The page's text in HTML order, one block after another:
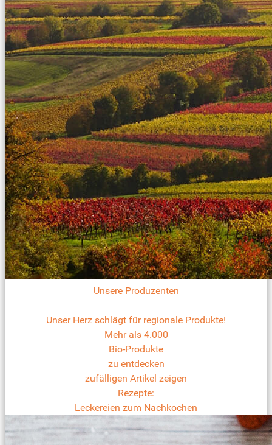
Unsere Produzenten
Unser Herz schlägt für regionale Produkte!
Mehr als 4.000
Bio-Produkte
zu entdecken
zufälligen Artikel zeigen
Rezepte:
Leckereien zum Nachkochen